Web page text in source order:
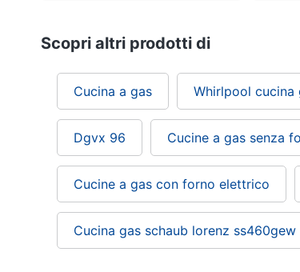
Scopri altri prodotti di
Cucina a gas Whirlpool cucina
Dgvx 96 Cucine a gas senza
Cucine a gas con forno elettrico
Cucina gas schaub lorenz ss460gew